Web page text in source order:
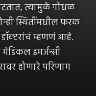
त्यामुळे गोंधळ
स्थितींमधील फरक
म्हणणं आहे.
मेडिकल इमर्जन्सी
होणारे परिणाम